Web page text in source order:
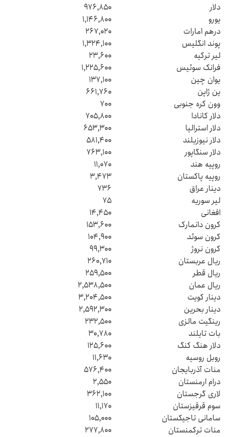
دلار
۹۷۶,۸۵۰
یورو
۱,۱۴۶,۸۰۰
درهم امارات
۲۶۷,۰۲۰
پوند انگلیس
۱,۳۲۴,۱۰۰
لیر ترکیه
۲۳,۶۰۰
فرانک سوئیس
۱,۲۲۵,۶۰۰
یوان چین
۱۳۷,۱۰۰
ین ژاپن
۶۶۱,۷۶۰
وون کره جنوبی
۷۰۰
دلار کانادا
۷۰۵,۸۰۰
دلار استرالیا
۶۵۳,۳۰۰
دلار نیوزیلند
۵۸۱,۴۰۰
دلار سنگاپور
۷۶۳,۱۰۰
روپیه هند
۱۱,۰۷۰
روپیه پاکستان
۳,۴۷۳
دینار عراق
۷۳۶
لیر سوریه
۷۵
افغانی
۱۴,۴۵۰
کرون دانمارک
۱۵۳,۶۰۰
کرون سوئد
۱۰۴,۹۰۰
کرون نروژ
۹۹,۳۰۰
ریال عربستان
۲۶۰,۷۱۰
ریال قطر
۲۵۹,۵۰۰
ریال عمان
۲,۵۳۸,۵۰۰
دینار کویت
۳,۲۰۴,۵۰۰
دینار بحرین
۲,۵۹۲,۳۰۰
رینگیت مالزی
۲۳۲,۵۰۰
بات تایلند
۳۰,۷۸۰
دلار هنگ کنگ
۱۲۵,۶۰۰
روبل روسیه
۱۱,۶۳۰
منات آذربایجان
۵۷۶,۴۰۰
درام ارمنستان
۲,۵۵۰
لاری گرجستان
۳۶۲,۱۰۰
سوم قرقیزستان
۱۱,۱۷۰
سامانی تاجیکستان
۱۰۵,۰۰۰
منات ترکمنستان
۲۷۷,۸۰۰